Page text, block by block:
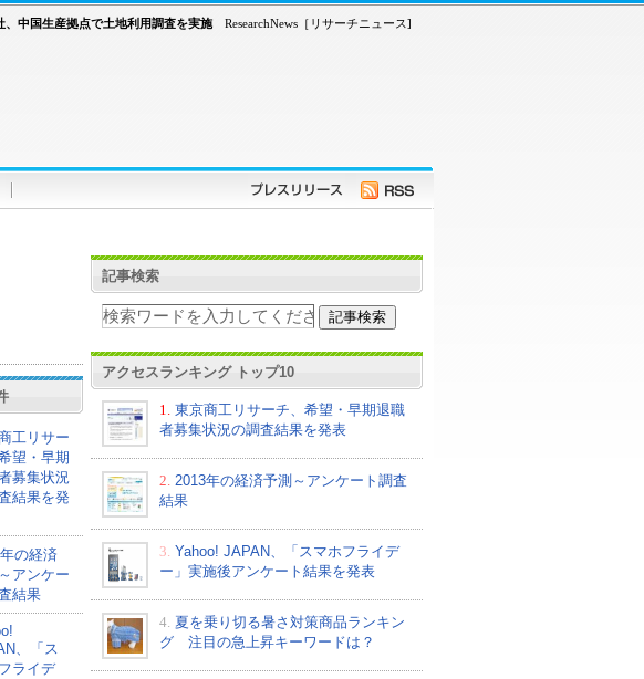
ResearchNews［リサーチニュース]
、中国生産拠点で土地利用調査を実施
工リサー
望・早期
募集状況
結果を発
の経済
アンケー
結果
、「ス
ライデ
記事検索
アクセスランキング トップ10
1.
東京商工リサーチ、希望・早期退職
者募集状況の調査結果を発表
2. 2013年の経済予測～アンケート調査
結果
3. Yahoo! JAPAN、「スマホフライデ
ー」実施後アンケート結果を発表
4. 夏を乗り切る暑さ対策商品ランキン
グ 注目の急上昇キーワードは？